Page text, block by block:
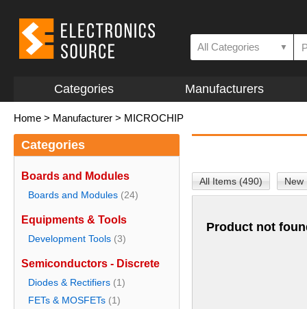
All Categories ▼
Categories Manufacturers
Home > Manufacturer > MICROCHIP
Categories
Boards and Modules
Boards and Modules (24)
Equipments & Tools
Development Tools (3)
Semiconductors - Discrete
Diodes & Rectifiers (1)
FETs & MOSFETs (1)
All Items (490) New
Product not